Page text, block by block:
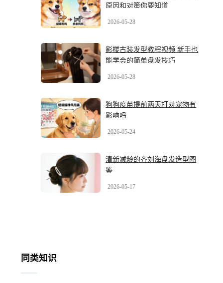
原因和对策你要知道
2026-05-28
影楼古装发型教程视频 新手也
能学会的简单盘发技巧
2026-05-28
狗狗疫苗提前两天打对宠物有
影响吗
2026-05-24
清新减龄的齐刘海盘发造型图
鉴
2026-05-17
同类知识